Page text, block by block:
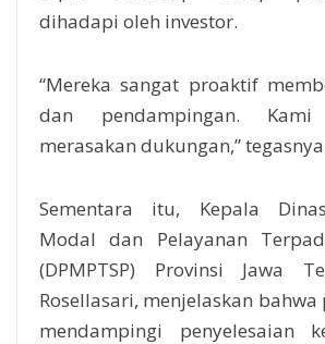
dihadapi oleh investor.
“Mereka sangat proaktif
dan pendampingan. Kami
merasakan dukungan,”
Sementara itu, Kepala
Modal dan Pelayanan
(DPMPTSP) Provinsi Jawa
Rosellasari, menjelaskan
mendampingi penyelesaian